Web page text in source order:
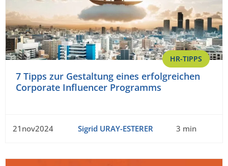
HR-TIPPS
7 Tipps zur Gestaltung eines erfolgreichen
Corporate Influencer Programms
21nov2024 Sigrid URAY-ESTERER 3 min